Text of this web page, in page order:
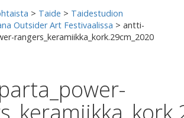
> Taide > Taidestudion
Outsider Art Festivaalissa > antti-
rangers_keramiikka_kork.29cm_2020